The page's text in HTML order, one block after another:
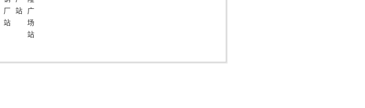
厂
站
站 广
场
站